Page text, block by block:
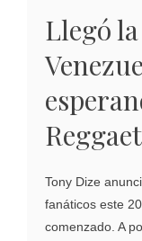
Llegó
Tony Dize
fanáticos este
comenzado. A